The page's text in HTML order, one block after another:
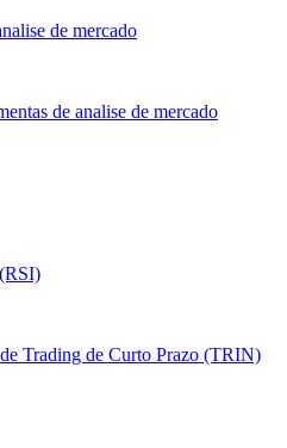
de mercado
de analise de mercado
Trading de Curto Prazo (TRIN)